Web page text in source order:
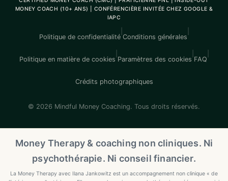
MONEY COACH (10+ ANS) | CONFÉRENCIÈRE INVITÉE CHEZ GOOGLE &
IAPC
Politique de confidentialité Conditions générales
Politique en matière de cookies Paramètres des cookies FAQ
Crédits photographiques
© 2026 Mindful Money Coaching. Tous droits réservés.
Money Therapy & coaching non cliniques. Ni
psychothérapie. Ni conseil financier.
La Money Therapy avec Ilana Jankowitz est un accompagnement non clinique « de